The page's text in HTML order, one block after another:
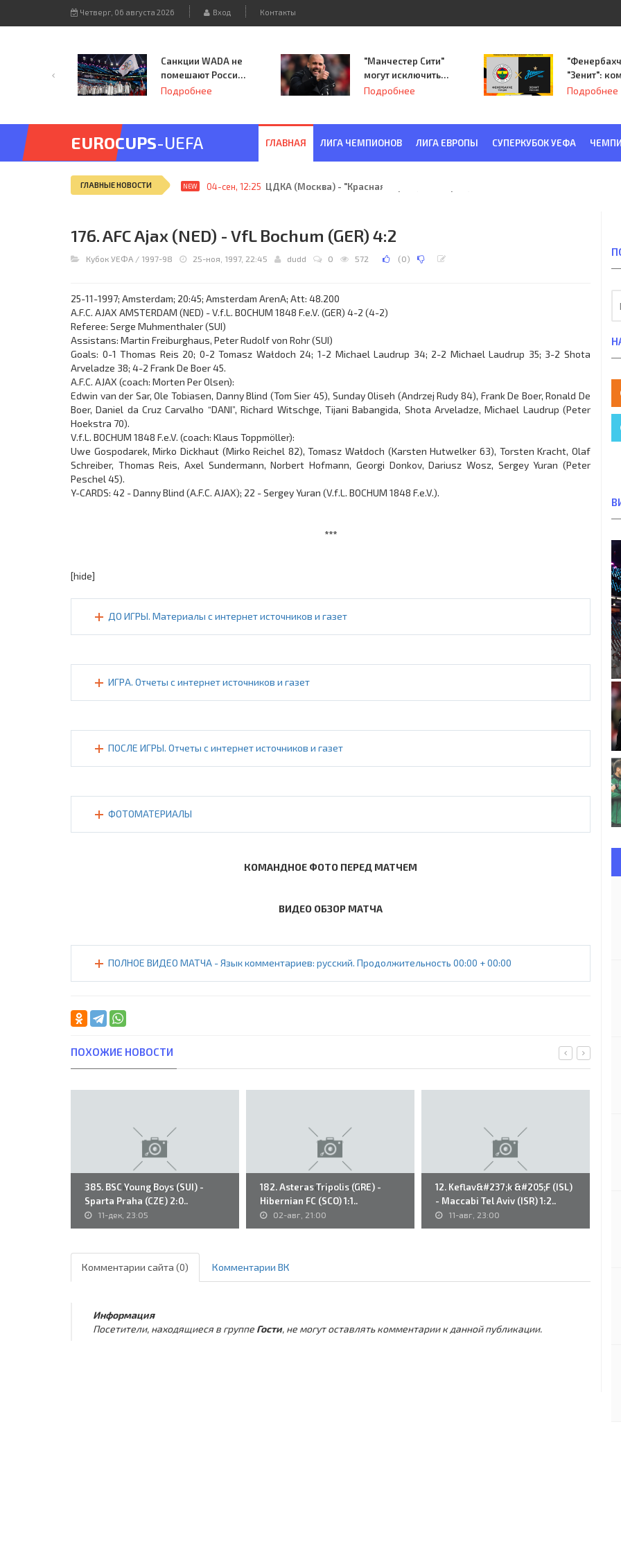
Четверг, 06 августа 2026 Вход Контакты
Санкции WADA не
помешают России
принять
Подробнее
"Манчестер Сити"
могут исключить
из Лиги
Подробнее
"Зенит":
Семака
Подробнее
EUROCUPS-UEFA ГЛАВНАЯ ЛИГА ЧЕМПИОНОВ ЛИГА ЕВРОПЫ СУПЕРКУБОК УЕФА
ГЛАВНЫЕ НОВОСТИ NEW 04-сен, 12:25 ЦДКА (Москва) - "Красная Заря" (Ленинград) 6:2
176. AFC Ajax (NED) - VfL Bochum (GER) 4:2
Кубок УЕФА / 1997-98 25-ноя, 1997, 22:45 dudd 0 572 (0)
25-11-1997; Amsterdam; 20:45; Amsterdam ArenA; Att: 48.200
A.F.C. AJAX AMSTERDAM (NED) - V.f.L. BOCHUM 1848 F.e.V. (GER) 4-2 (4-2)
Referee: Serge Muhmenthaler (SUI)
Assistans: Martin Freiburghaus, Peter Rudolf von Rohr (SUI)
Goals: 0-1 Thomas Reis 20; 0-2 Tomasz Wałdoch 24; 1-2 Michael Laudrup 34; 2-2 Michael Laudrup 35; 3-2 Shota
Arveladze 38; 4-2 Frank De Boer 45.
A.F.C. AJAX (coach: Morten Per Olsen):
Edwin van der Sar, Ole Tobiasen, Danny Blind (Tom Sier 45), Sunday Oliseh (Andrzej Rudy 84), Frank De Boer, Ronald De
Boer, Daniel da Cruz Carvalho “DANI”, Richard Witschge, Tijani Babangida, Shota Arveladze, Michael Laudrup (Peter
Hoekstra 70).
V.f.L. BOCHUM 1848 F.e.V. (coach: Klaus Toppmöller):
Uwe Gospodarek, Mirko Dickhaut (Mirko Reichel 82), Tomasz Wałdoch (Karsten Hutwelker 63), Torsten Kracht, Olaf
Schreiber, Thomas Reis, Axel Sundermann, Norbert Hofmann, Georgi Donkov, Dariusz Wosz, Sergey Yuran (Peter
Peschel 45).
Y-CARDS: 42 - Danny Blind (A.F.C. AJAX); 22 - Sergey Yuran (V.f.L. BOCHUM 1848 F.e.V.).
***
[hide]
ДО ИГРЫ. Материалы с интернет источников и газет
ИГРА. Отчеты с интернет источников и газет
ПОСЛЕ ИГРЫ. Отчеты с интернет источников и газет
ФОТОМАТЕРИАЛЫ
КОМАНДНОЕ ФОТО ПЕРЕД МАТЧЕМ
ВИДЕО ОБЗОР МАТЧА
ПОЛНОЕ ВИДЕО МАТЧА - Язык комментариев: русский. Продолжительность 00:00 + 00:00
ПОХОЖИЕ НОВОСТИ
385. BSC Young Boys (SUI) -
Sparta Praha (CZE) 2:0..
11-дек, 23:05
182. Asteras Tripolis (GRE) -
Hibernian FC (SCO) 1:1..
02-авг, 21:00
12. Keflav&#237;k &#205;F (ISL)
- Maccabi Tel Aviv (ISR) 1:2..
11-авг, 23:00
Комментарии сайта (0) Комментарии ВК
Информация
Посетители, находящиеся в группе Гости, не могут оставлять комментарии к данной публикации.